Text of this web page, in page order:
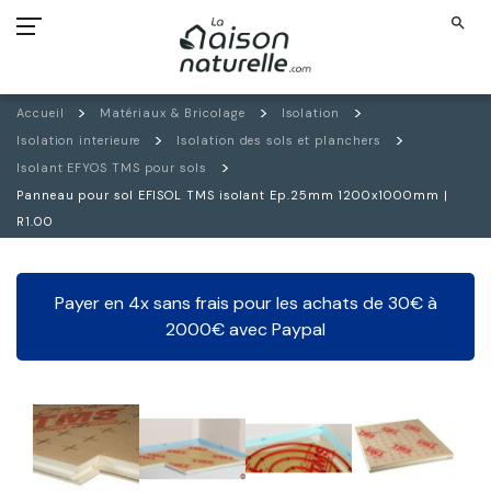
search
Accueil Matériaux & Bricolage
Isolation
Isolation interieure
Isolation des sols et planchers
Isolant EFYOS TMS pour sols
Panneau pour sol EFISOL TMS isolant Ep.25mm 1200x1000mm |
R1.00
Payer en 4x sans frais pour les achats de 30€ à
2000€ avec Paypal